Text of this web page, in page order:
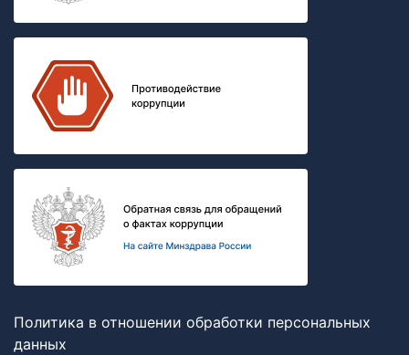
Политика в отношении обработки персональных
данных